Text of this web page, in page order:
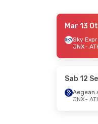
- Sab 5 Set
Diretto
Mar 13
Sky
JNX-
Sab 12
Aegean
JNX-